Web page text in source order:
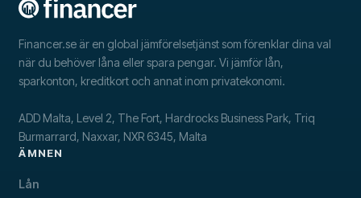
Financer.se är en global jämförelsetjänst som förenklar dina val
när du behöver låna eller spara pengar. Vi jämför lån,
sparkonton, kreditkort och annat inom privatekonomi.
ADD Malta, Level 2, The Fort, Hardrocks Business Park, Triq
Burmarrard, Naxxar, NXR 6345, Malta
ÄMNEN
Lån